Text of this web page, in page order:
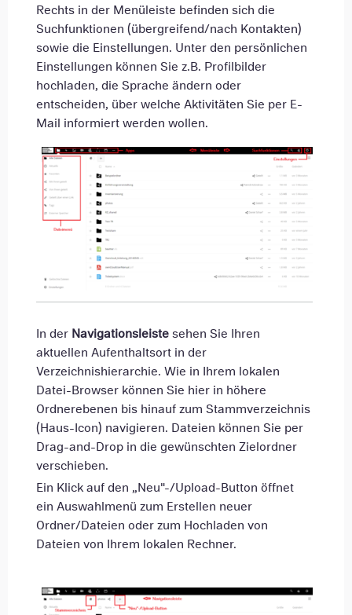
Rechts in der Menüleiste befinden sich die
Suchfunktionen (übergreifend/nach Kontakten)
sowie die Einstellungen. Unter den persönlichen
Einstellungen können Sie z.B. Profilbilder
hochladen, die Sprache ändern oder
entscheiden, über welche Aktivitäten Sie per E-
Mail informiert werden wollen.
In der Navigationsleistesehen Sie Ihren
aktuellen Aufenthaltsort in der
Verzeichnishierarchie. Wie in Ihrem lokalen
Datei-Browser können Sie hier in höhere
Ordnerebenen bis hinauf zum Stammverzeichnis
(Haus-Icon) navigieren. Dateien können Sie per
Drag-and-Drop in die gewünschten Zielordner
verschieben.
Ein Klick auf den „Neu"-/Upload-Button öffnet
ein Auswahlmenü zum Erstellen neuer
Ordner/Dateien oder zum Hochladen von
Dateien von Ihrem lokalen Rechner.